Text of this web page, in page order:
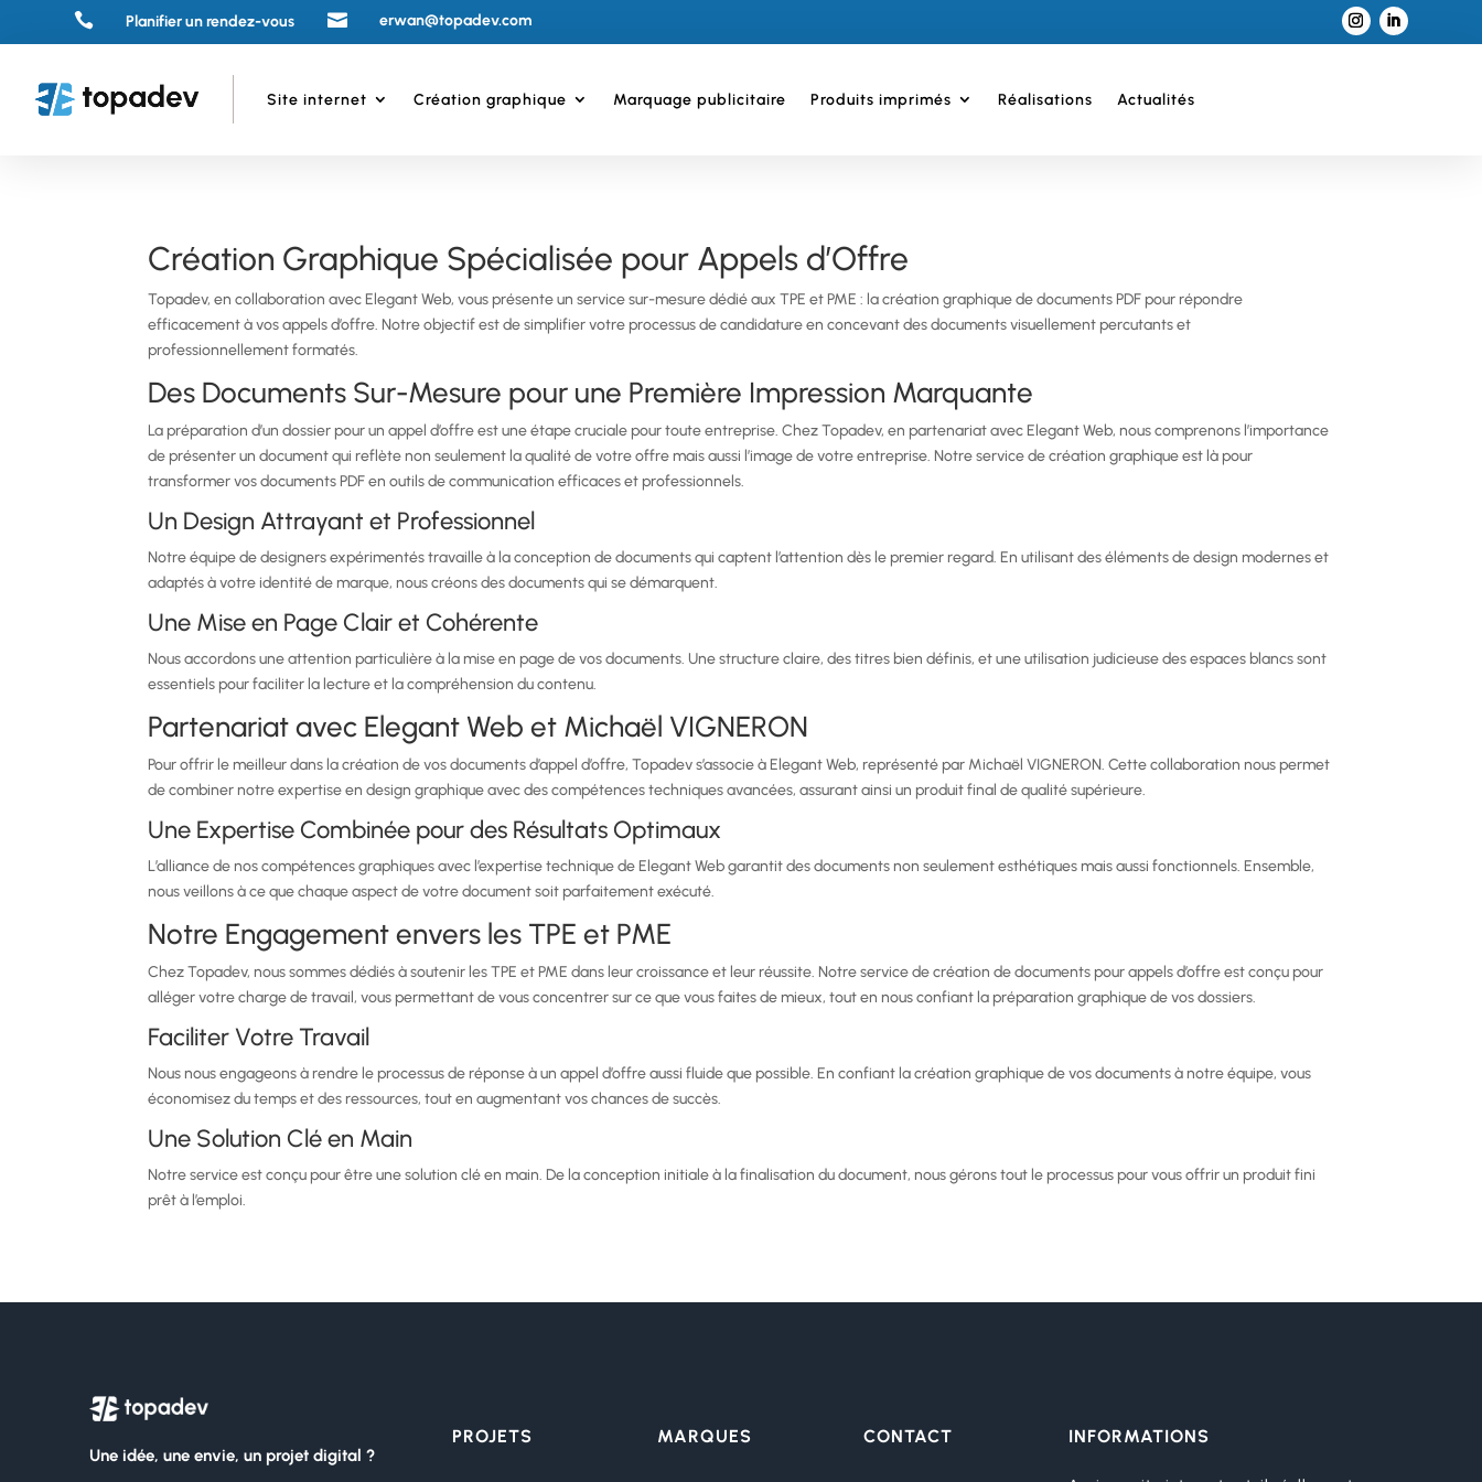
 Planifier un rendez-vous  erwan@topadev.com
Site internet Création graphique Marquage publicitaire Produits imprimés Réalisations Actualités
Création Graphique Spécialisée pour Appels d’Offre
Topadev, en collaboration avec Elegant Web, vous présente un service sur-mesure dédié aux TPE et PME : la création graphique de documents PDF pour répondre
efficacement à vos appels d’offre. Notre objectif est de simplifier votre processus de candidature en concevant des documents visuellement percutants et
professionnellement formatés.
Des Documents Sur-Mesure pour une Première Impression Marquante
La préparation d’un dossier pour un appel d’offre est une étape cruciale pour toute entreprise. Chez Topadev, en partenariat avec Elegant Web, nous comprenons l’importance
de présenter un document qui reflète non seulement la qualité de votre offre mais aussi l’image de votre entreprise. Notre service de création graphique est là pour
transformer vos documents PDF en outils de communication efficaces et professionnels.
Un Design Attrayant et Professionnel
Notre équipe de designers expérimentés travaille à la conception de documents qui captent l’attention dès le premier regard. En utilisant des éléments de design modernes et
adaptés à votre identité de marque, nous créons des documents qui se démarquent.
Une Mise en Page Clair et Cohérente
Nous accordons une attention particulière à la mise en page de vos documents. Une structure claire, des titres bien définis, et une utilisation judicieuse des espaces blancs sont
essentiels pour faciliter la lecture et la compréhension du contenu.
Partenariat avec Elegant Web et Michaël VIGNERON
Pour offrir le meilleur dans la création de vos documents d’appel d’offre, Topadev s’associe à Elegant Web, représenté par Michaël VIGNERON. Cette collaboration nous permet
de combiner notre expertise en design graphique avec des compétences techniques avancées, assurant ainsi un produit final de qualité supérieure.
Une Expertise Combinée pour des Résultats Optimaux
L’alliance de nos compétences graphiques avec l’expertise technique de Elegant Web garantit des documents non seulement esthétiques mais aussi fonctionnels. Ensemble,
nous veillons à ce que chaque aspect de votre document soit parfaitement exécuté.
Notre Engagement envers les TPE et PME
Chez Topadev, nous sommes dédiés à soutenir les TPE et PME dans leur croissance et leur réussite. Notre service de création de documents pour appels d’offre est conçu pour
alléger votre charge de travail, vous permettant de vous concentrer sur ce que vous faites de mieux, tout en nous confiant la préparation graphique de vos dossiers.
Faciliter Votre Travail
Nous nous engageons à rendre le processus de réponse à un appel d’offre aussi fluide que possible. En confiant la création graphique de vos documents à notre équipe, vous
économisez du temps et des ressources, tout en augmentant vos chances de succès.
Une Solution Clé en Main
Notre service est conçu pour être une solution clé en main. De la conception initiale à la finalisation du document, nous gérons tout le processus pour vous offrir un produit fini
prêt à l’emploi.
Une idée, une envie, un projet digital ?
PROJETS MARQUES CONTACT INFORMATIONS